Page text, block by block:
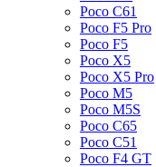
Poco C61
Poco F5 Pro
Poco F5
Poco X5
Poco X5 Pro
Poco M5
Poco M5S
Poco C65
Poco C51
Poco F4 GT